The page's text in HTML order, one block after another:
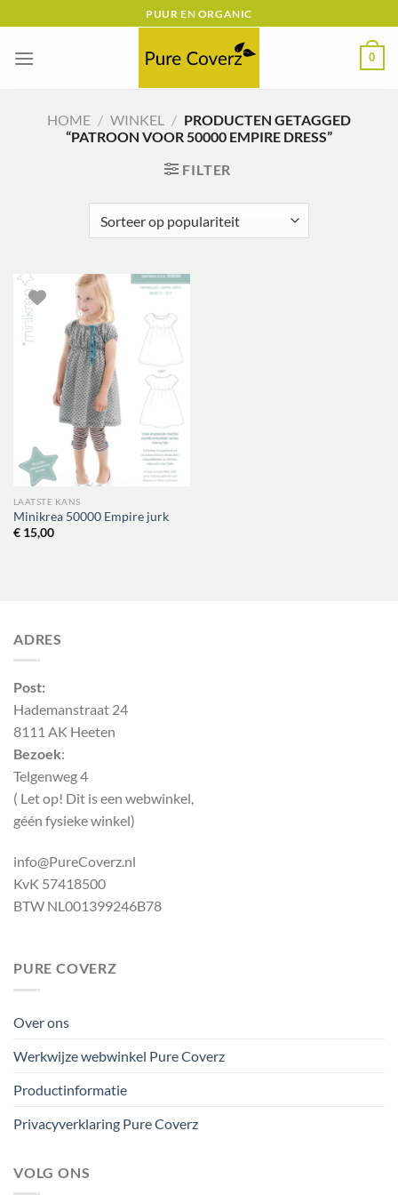
naar
inhoud
PUUR EN ORGANIC
0
HOME / WINKEL / PRODUCTEN GETAGGED
“PATROON VOOR 50000 EMPIRE DRESS”
FILTER
LAATSTE KANS
Minikrea 50000 Empire jurk
€15,00
ADRES
Post:
Hademanstraat 24
8111 AK Heeten
Bezoek:
Telgenweg 4
( Let op! Dit is een webwinkel,
géén fysieke winkel)
info@PureCoverz.nl
KvK 57418500
BTW NL001399246B78
PURE COVERZ
Over ons
Werkwijze webwinkel Pure Coverz
Productinformatie
Privacyverklaring Pure Coverz
VOLG ONS